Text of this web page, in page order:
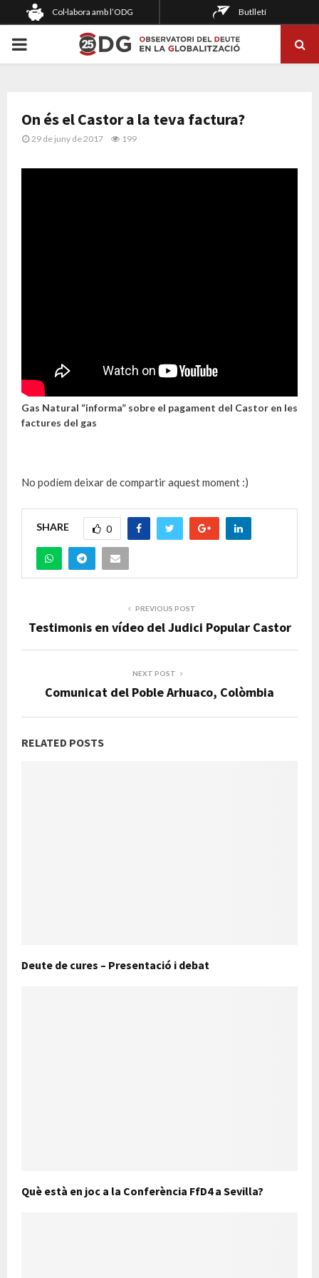
Col·labora amb l’ODG Butlletí
PRIMARY
On és el Castor a la teva factura?
29 de juny de 2017 199
Gas Natural “informa” sobre el pagament del Castor en les
factures del gas
No podíem deixar de compartir aquestmoment :)
SHARE 0
PREVIOUS POST
Testimonis en vídeo del Judici Popular Castor
NEXT POST
Comunicat del Poble Arhuaco, Colòmbia
RELATED POSTS
Deute de cures – Presentació i debat
Què està en joc a la Conferència FfD4 a Sevilla?